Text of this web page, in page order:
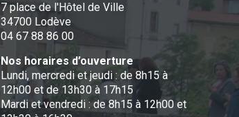
7 place de l'Hôtel de Ville
34700 Lodève
04 67 88 86 00
Nos horaires d’ouverture
Lundi, mercredi et jeudi : de 8h15 à
12h00 et de 13h30 à 17h15
Mardi et vendredi : de 8h15 à 12h00 et